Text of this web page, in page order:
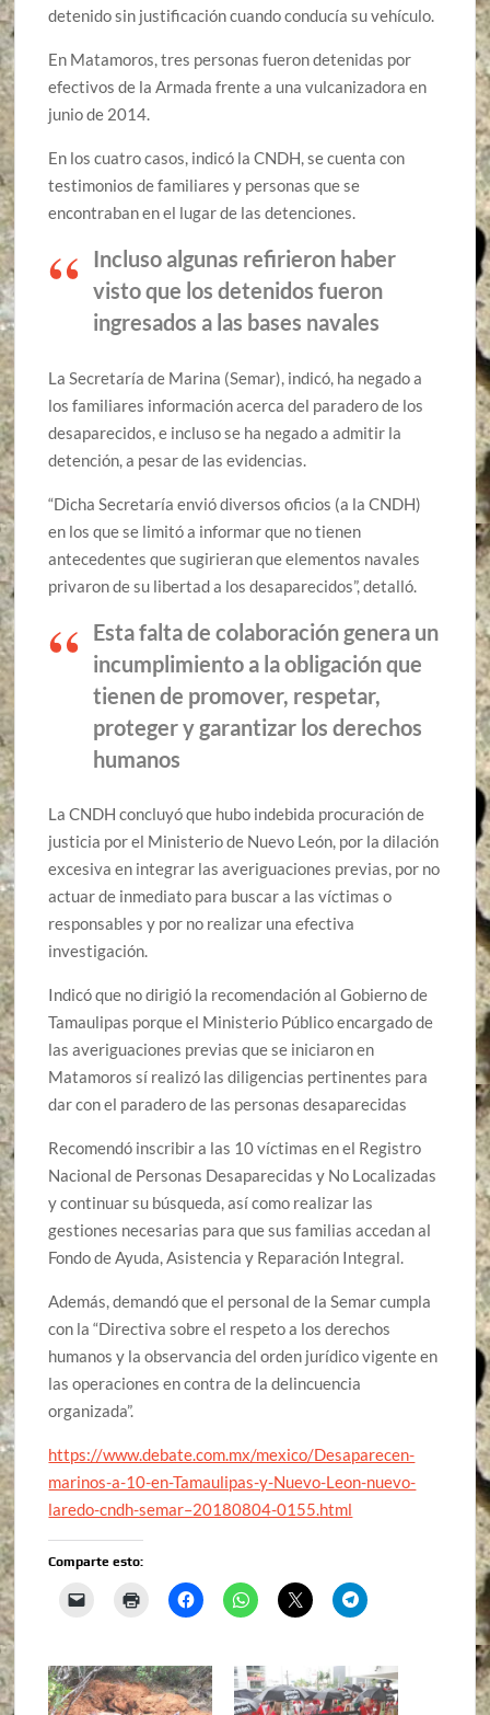
detenido sin justificación cuando conducía su vehículo.
En Matamoros, tres personas fueron detenidas por
efectivos de la Armada frente a una vulcanizadora en
junio de 2014.
En los cuatro casos, indicó la CNDH, se cuenta con
testimonios de familiares y personas que se
encontraban en el lugar de las detenciones.
Incluso algunas refirieron haber
visto que los detenidos fueron
ingresados a las bases navales
La Secretaría de Marina (Semar), indicó, ha negado a
los familiares información acerca del paradero de los
desaparecidos, e incluso se ha negado a admitir la
detención, a pesar de las evidencias.
“Dicha Secretaría envió diversos oficios (a la CNDH)
en los que se limitó a informar que no tienen
antecedentes que sugirieran que elementos navales
privaron de su libertad a los desaparecidos”, detalló.
Esta falta de colaboración genera un
incumplimiento a la obligación que
tienen de promover, respetar,
proteger y garantizar los derechos
humanos
La CNDH concluyó que hubo indebida procuración de
justicia por el Ministerio de Nuevo León, por la dilación
excesiva en integrar las averiguaciones previas, por no
actuar de inmediato para buscar a las víctimas o
responsables y por no realizar una efectiva
investigación.
Indicó que no dirigió la recomendación al Gobierno de
Tamaulipas porque el Ministerio Público encargado de
las averiguaciones previas que se iniciaron en
Matamoros sí realizó las diligencias pertinentes para
dar con el paradero de las personas desaparecidas
Recomendó inscribir a las 10 víctimas en el Registro
Nacional de Personas Desaparecidas y No Localizadas
y continuar su búsqueda, así como realizar las
gestiones necesarias para que sus familias accedan al
Fondo de Ayuda, Asistencia y Reparación Integral.
Además, demandó que el personal de la Semar cumpla
con la “Directiva sobre el respeto a los derechos
humanos y la observancia del orden jurídico vigente en
las operaciones en contra de la delincuencia
organizada”.
https://www.debate.com.mx/mexico/Desaparecen-
marinos-a-10-en-Tamaulipas-y-Nuevo-Leon-nuevo-
laredo-cndh-semar–20180804-0155.html
Comparte esto: